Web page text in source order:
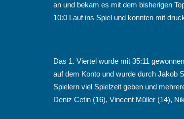
an und bekam es mit dem bisherigen
10:0 Lauf ins Spiel und konnten mit
Das 1. Viertel wurde mit 35:11
auf dem Konto und wurde durch Jakob
Spielern viel Spielzeit geben und
Deniz Cetin (16), Vincent Müller (14),